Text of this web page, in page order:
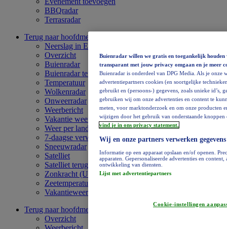
BBQradar
Terrasradar
Terug naar hoofdmenu
Neerslag in Europa
Overzicht
Buienradar
Buienradar terugkijken
Temperatuur
Wolkenradar
Onweerradar
Weerbericht
Vakantie weervideo
Weer per land
7-daagse verwachting
Sneeuwradar
Satelliet
Satelliet terugkijken
Zonkracht (UV)
Zeetemperatuur
Vakantieweer
Terug naar hoofdmenu
Overzicht
Buienradar willen we gratis en toegankelijk
transparant met jouw privacy omgaan en je meer
Buienradar is onderdeel van DPG Media. Als je
advertentiepartners cookies (en soortgelijke
gebruikt en (persoons-) gegevens, zoals unieke id’s,
gebruiken wij om onze advertenties en content te
meten, voor marktonderzoek en om onze producten
wijzigen door het gebruik van onderstaande
vind je in ons privacy statement.
Wij en onze partners verwerken
Informatie op een apparaat opslaan en/of openen.
apparaten. Gepersonaliseerde advertenties en
ontwikkeling van diensten.
Lijst met advertentiepartners
Cookie-instellingen